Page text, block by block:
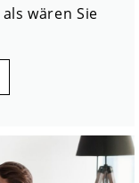
wären Sie